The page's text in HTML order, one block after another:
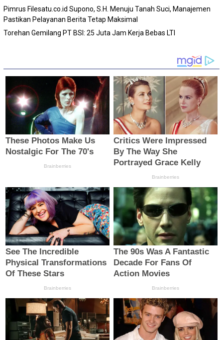
Pimrus Filesatu.co.id Supono, S.H. Menuju Tanah Suci, Manajemen
Pastikan Pelayanan Berita Tetap Maksimal
Torehan Gemilang PT BSI: 25 Juta Jam Kerja Bebas LTI